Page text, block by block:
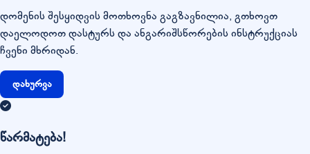
დომენის შესყიდვის მოთხოვნა გაგზავნილია, გთხოვთ
დაელოდოთ დასტურს და ანგარიშსწორების ინსტრუქციას
ჩვენი მხრიდან.
დახურვა
წარმატება!